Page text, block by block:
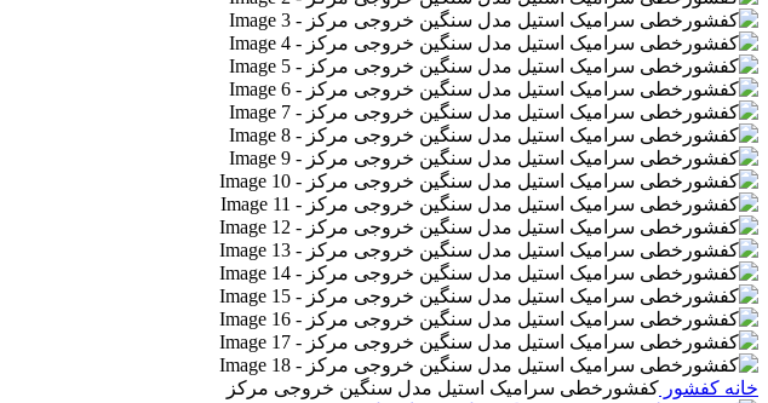
خانه کفشور کفشورخطی سرامیک استیل مدل سنگین خروجی مرکز